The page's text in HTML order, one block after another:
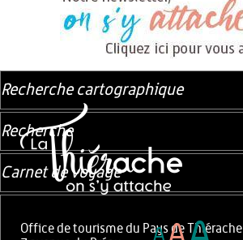
Office de tourisme du Pays de Thiérache
Recherche cartographique
Recherche
Carnet de voyage